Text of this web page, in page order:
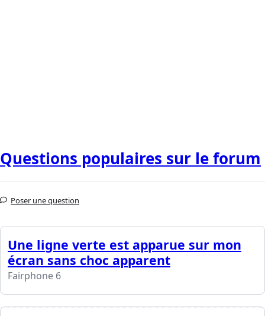
Questions populaires sur le forum
Poser une question
Une ligne verte est apparue sur mon
écran sans choc apparent
Fairphone 6